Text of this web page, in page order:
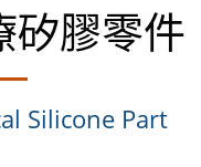
矽膠零件
Silicone Part